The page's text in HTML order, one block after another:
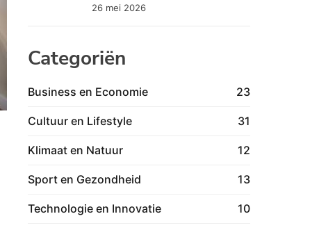
26 mei 2026
Categoriën
Business en Economie 23
Cultuur en Lifestyle 31
Klimaat en Natuur 12
Sport en Gezondheid 13
Technologie en Innovatie 10